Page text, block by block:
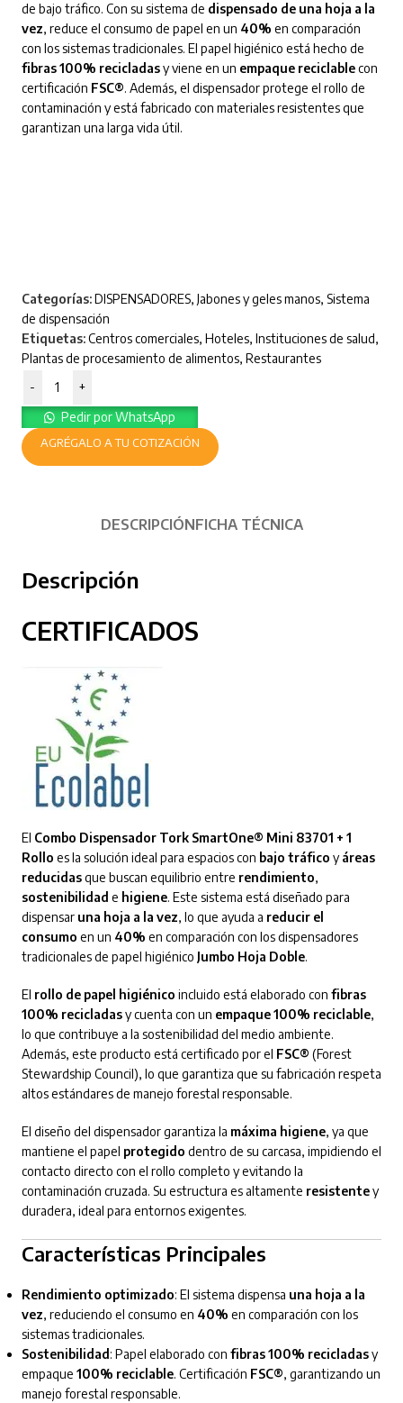
de bajo tráfico. Con su sistema de dispensado de una hoja a la
vez, reduce el consumo de papel en un 40% en comparación
con los sistemas tradicionales. El papel higiénico está hecho de
fibras 100% recicladasy viene en un empaque reciclablecon
certificación FSC®. Además, el dispensador protege el rollo de
contaminación y está fabricado con materiales resistentes que
garantizan una larga vida útil.
Categorías:DISPENSADORES, Jabones y geles manos, Sistema
de dispensación
Etiquetas:Centros comerciales, Hoteles, Instituciones de salud,
Plantas de procesamiento de alimentos, Restaurantes
-
+
Pedir por WhatsApp
AGRÉGALO A TU COTIZACIÓN
DESCRIPCIÓNFICHA TÉCNICA
Descripción
CERTIFICADOS
El Combo Dispensador Tork SmartOne® Mini 83701 + 1
Rollo es la solución ideal para espacios con bajo tráfico yáreas
reducidasque buscan equilibrio entre rendimiento,
sostenibilidad e higiene. Este sistema está diseñado para
dispensar una hoja a la vez, lo que ayuda a reducir el
consumo en un 40% en comparación con los dispensadores
tradicionales de papel higiénico Jumbo Hoja Doble.
El rollo de papel higiénico incluido está elaborado con fibras
100% recicladasy cuenta con un empaque 100% reciclable,
lo que contribuye a la sostenibilidad del medio ambiente.
Además, este producto está certificado por el FSC® (Forest
Stewardship Council), lo que garantiza que su fabricación respeta
altos estándares de manejo forestal responsable.
El diseño del dispensador garantiza la máxima higiene, ya que
mantiene el papel protegido dentro de su carcasa, impidiendo el
contacto directo con el rollo completo y evitando la
contaminación cruzada. Su estructura es altamente resistentey
duradera, ideal para entornos exigentes.
Características Principales
Rendimiento optimizado: El sistema dispensa una hoja a la
vez, reduciendo el consumo en 40% en comparación con los
sistemas tradicionales.
Sostenibilidad : Papel elaborado con fibras 100% recicladasy
empaque 100% reciclable. Certificación FSC®, garantizando un
manejo forestal responsable.